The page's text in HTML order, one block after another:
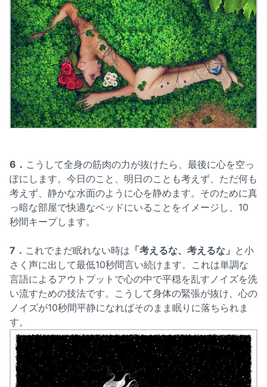
6． こうして全身の筋肉の力が抜けたら、最後に心を空っ
ぽにします。今日のこと、明日のことも考えず、ただ何も
考えず、静かな水面のように心を静めます。そのために真
っ暗な部屋で快適なベッドにいることをイメージし、10
秒間キープします。
7． これでまだ眠れない時は 「考えるな、考えるな」 と小
さく声に出して最低10秒間言い続けます。これは単調な
言語によるアウトプットで心の中で平穏を乱すノイズを洗
い流すための技法です。こうして身体の緊張が抜け、心の
ノイズが10秒間平静になればそのまま眠りに落ちられま
す。